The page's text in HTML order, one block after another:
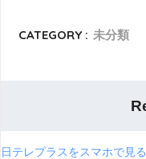
CATEGORY : 未分類
日テレプラスをスマホで見